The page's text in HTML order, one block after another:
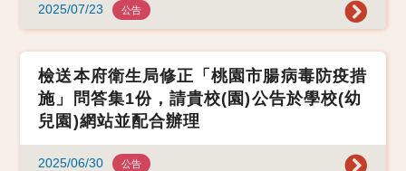
2025/07/23 公告
檢送本府衛生局修正「桃園市腸病毒防疫措
施」問答集1份，請貴校(園)公告於學校(幼
兒園)網站並配合辦理
2025/06/30 公告